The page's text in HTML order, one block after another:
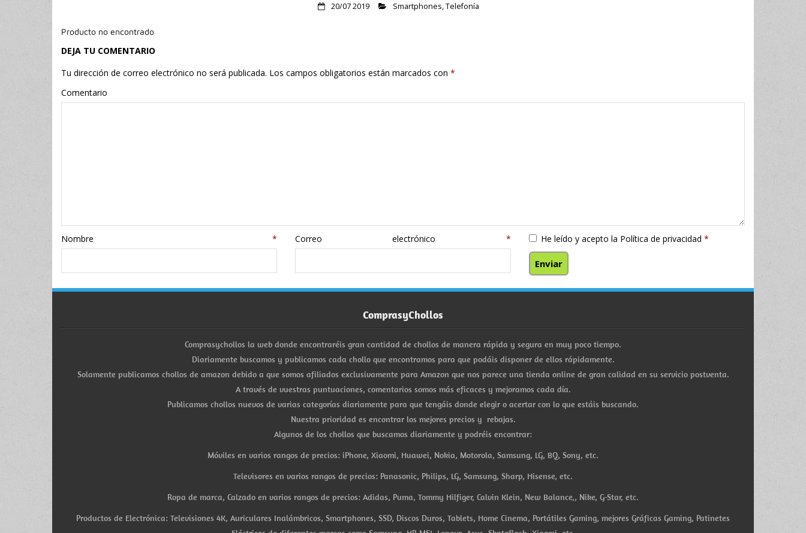
20/07 2019 Smartphones,Telefonía
Producto no encontrado
DEJA TU COMENTARIO
Tu dirección de correo electrónico no será publicada. Los campos obligatorios están marcados con *
Comentario
Nombre* Correo electrónico* He leído y acepto la Política de privacidad *
ComprasyChollos
Comprasychollos la web donde encontraréis gran cantidad de chollos de manera rápida y segura en muy poco tiempo.
Diariamente buscamos y publicamos cada chollo que encontramos para que podáis disponer de ellos rápidamente.
Solamente publicamos chollos de amazon debido a que somos afiliados exclusivamente para Amazon que nos parece una tienda online de gran calidad en su servicio postventa.
A través de vuestras puntuaciones, comentarios somos más eficaces y mejoramos cada día.
Publicamos chollos nuevos de varias categorías diariamente para que tengáis donde elegir o acertar con lo que estáis buscando.
Nuestra prioridad es encontrar los mejores precios y rebajas.
Algunos de los chollos que buscamos diariamente y podréis encontrar:
Móviles en varios rangos de precios: iPhone, Xiaomi, Huawei, Nokia, Motorola, Samsung, LG, BQ, Sony, etc.
Televisores en varios rangos de precios: Panasonic, Philips, LG, Samsung, Sharp, Hisense, etc.
Ropa de marca, Calzado en varios rangos de precios: Adidas, Puma, Tommy Hilfiger, Calvin Klein, New Balance,, Nike, G-Star, etc.
Productos de Electrónica: Televisiones 4K, Auriculares Inalámbricos, Smartphones, SSD, Discos Duros, Tablets, Home Cinema, Portátiles Gaming, mejores Gráficas Gaming, Patinetes